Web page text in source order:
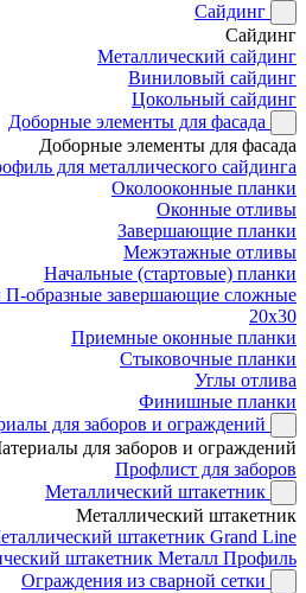
Сайдинг
Сайдинг
Металлический сайдинг
Виниловый сайдинг
Цокольный сайдинг
Доборные элементы для фасада
Доборные элементы для фасада
для металлического сайдинга
Околооконные планки
Оконные отливы
Завершающие планки
Межэтажные отливы
Начальные (стартовые) планки
П-образные завершающие сложные
20x30
Приемные оконные планки
Стыковочные планки
Углы отлива
Финишные планки
для заборов и ограждений
для заборов и ограждений
Профлист для заборов
Металлический штакетник
Металлический штакетник
штакетник Grand Line
штакетник Металл Профиль
Ограждения из сварной сетки